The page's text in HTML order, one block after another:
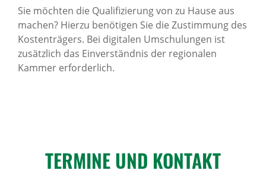
Sie möchten die Qualifizierung von zu Hause aus
machen? Hierzu benötigen Sie die Zustimmung des
Kostenträgers. Bei digitalen Umschulungen ist
zusätzlich das Einverständnis der regionalen
Kammer erforderlich.
TERMINE UND KONTAKT